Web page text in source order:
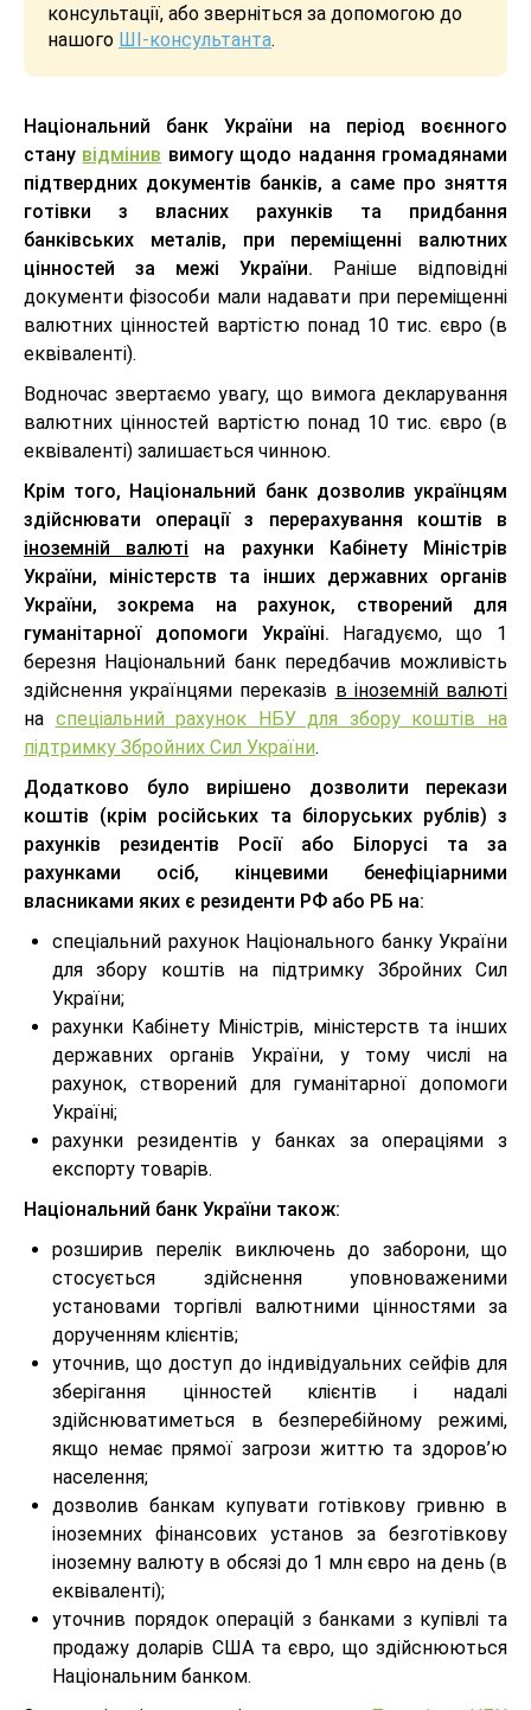
консультації, або зверніться за допомогою до
нашого ШІ-консультанта.
Національний банк України на період воєнного
стану відмінив вимогу щодо надання громадянами
підтвердних документів банків, а саме про зняття
готівки з власних рахунків та придбання
банківських металів, при переміщенні валютних
цінностей за межі України.​​​​​​ Раніше відповідні
документи фізособи мали надавати при переміщенні
валютних цінностей вартістю понад 10 тис. євро (в
еквіваленті).
Водночас звертаємо увагу, що вимога декларування
валютних цінностей вартістю понад 10 тис. євро (в
еквіваленті) залишається чинною.
Крім того, Національний банк дозволив українцям
здійснювати операції з перерахування коштів в
іноземній валюті на рахунки Кабінету Міністрів
України, міністерств та інших державних органів
України, зокрема на рахунок, створений для
гуманітарної допомоги Україні. Нагадуємо, що 1
березня Національний банк передбачив можливість
здійснення українцями переказів в іноземній валюті
на спеціальний рахунок НБУ для збору коштів на
підтримку Збройних Сил України.
Додатково було вирішено дозволити перекази
коштів (крім російських та білоруських рублів) з
рахунків резидентів Росії або Білорусі та за
рахунками осіб, кінцевими бенефіціарними
власниками яких є резиденти РФ або РБ на:
спеціальний рахунок Національного банку України
для збору коштів на підтримку Збройних Сил
України;
рахунки Кабінету Міністрів, міністерств та інших
державних органів України, у тому числі на
рахунок, створений для гуманітарної допомоги
Україні;
рахунки резидентів у банках за операціями з
експорту товарів.
Національний банк України також:
розширив перелік виключень до заборони, що
стосується здійснення уповноваженими
установами торгівлі валютними цінностями за
дорученням клієнтів;
уточнив, що доступ до індивідуальних сейфів для
зберігання цінностей клієнтів і надалі
здійснюватиметься в безперебійному режимі,
якщо немає прямої загрози життю та здоров’ю
населення;
дозволив банкам купувати готівкову гривню в
іноземних фінансових установ за безготівкову
іноземну валюту в обсязі до 1 млн євро на день (в
еквіваленті);
уточнив порядок операцій з банками з купівлі та
продажу доларів США та євро, що здійснюються
Національним банком.